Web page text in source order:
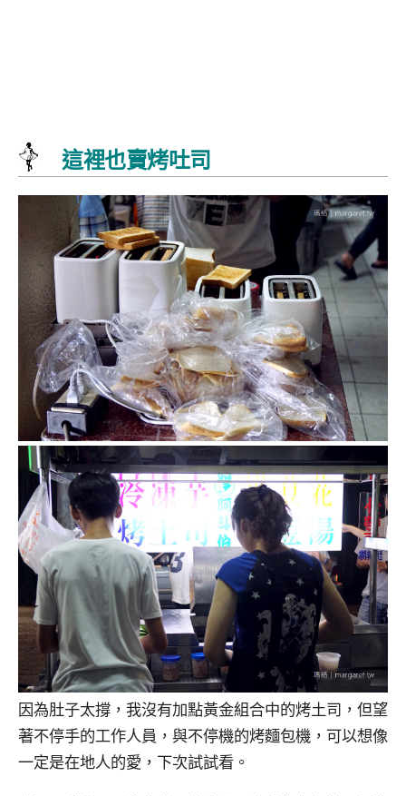
這裡也賣烤吐司
因為肚子太撐，我沒有加點黃金組合中的烤土司，但望
著不停手的工作人員，與不停機的烤麵包機，可以想像
一定是在地人的愛，下次試試看。